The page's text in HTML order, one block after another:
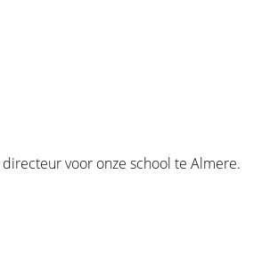
voor onze school te Almere.